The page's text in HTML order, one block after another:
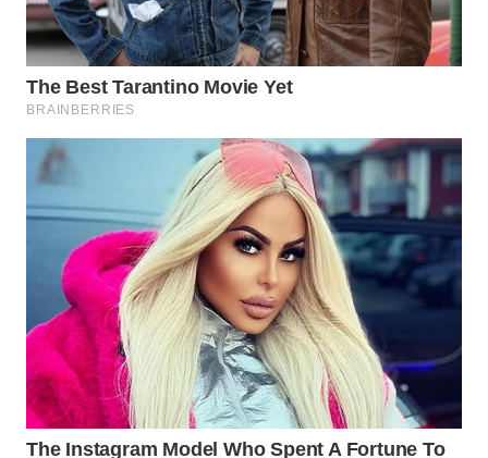
INDRAMAYU
WN
KUNINGAN
MAJALENGKA
SUBANG
WN
SUKABUMI
WN
PURWAKARTA